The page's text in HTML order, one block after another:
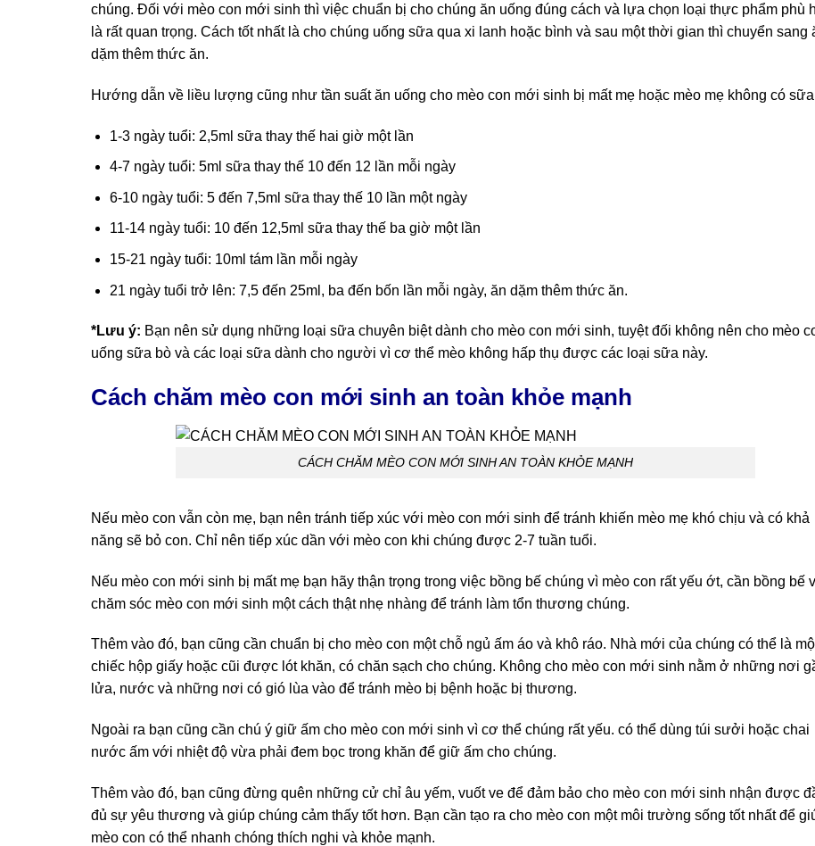
chúng. Đối với mèo con mới sinh thì việc chuẩn bị cho chúng ăn uống đúng cách và lựa chọn loại thực phẩm phù
là rất quan trọng. Cách tốt nhất là cho chúng uống sữa qua xi lanh hoặc bình và sau một thời gian thì chuyển sang
dặm thêm thức ăn.
Hướng dẫn về liều lượng cũng như tần suất ăn uống cho mèo con mới sinh bị mất mẹ hoặc mèo mẹ không có
1-3 ngày tuổi: 2,5ml sữa thay thế hai giờ một lần
4-7 ngày tuổi: 5ml sữa thay thế 10 đến 12 lần mỗi ngày
6-10 ngày tuổi: 5 đến 7,5ml sữa thay thế 10 lần một ngày
11-14 ngày tuổi: 10 đến 12,5ml sữa thay thế ba giờ một lần
15-21 ngày tuổi: 10ml tám lần mỗi ngày
21 ngày tuổi trở lên: 7,5 đến 25ml, ba đến bốn lần mỗi ngày, ăn dặm thêm thức ăn.
*Lưu ý: Bạn nên sử dụng những loại sữa chuyên biệt dành cho mèo con mới sinh, tuyệt đối không nên cho mèo
uống sữa bò và các loại sữa dành cho người vì cơ thể mèo không hấp thụ được các loại sữa này.
Cách chăm mèo con mới sinh an toàn khỏe mạnh
CÁCH CHĂM MÈO CON MỚI SINH AN TOÀN KHỎE MẠNH
Nếu mèo con vẫn còn mẹ, bạn nên tránh tiếp xúc với mèo con mới sinh để tránh khiến mèo mẹ khó chịu và có khả
năng sẽ bỏ con. Chỉ nên tiếp xúc dần với mèo con khi chúng được 2-7 tuần tuổi.
Nếu mèo con mới sinh bị mất mẹ bạn hãy thận trọng trong việc bồng bế chúng vì mèo con rất yếu ớt, cần bồng bế
chăm sóc mèo con mới sinh một cách thật nhẹ nhàng để tránh làm tổn thương chúng.
Thêm vào đó, bạn cũng cần chuẩn bị cho mèo con một chỗ ngủ ấm áo và khô ráo. Nhà mới của chúng có thể là
chiếc hộp giấy hoặc cũi được lót khăn, có chăn sạch cho chúng. Không cho mèo con mới sinh nằm ở những nơi
lửa, nước và những nơi có gió lùa vào để tránh mèo bị bệnh hoặc bị thương.
Ngoài ra bạn cũng cần chú ý giữ ấm cho mèo con mới sinh vì cơ thể chúng rất yếu. có thể dùng túi sưởi hoặc chai
nước ấm với nhiệt độ vừa phải đem bọc trong khăn để giữ ấm cho chúng.
Thêm vào đó, bạn cũng đừng quên những cử chỉ âu yếm, vuốt ve để đảm bảo cho mèo con mới sinh nhận được
đủ sự yêu thương và giúp chúng cảm thấy tốt hơn. Bạn cần tạo ra cho mèo con một môi trường sống tốt nhất để
mèo con có thể nhanh chóng thích nghi và khỏe mạnh.